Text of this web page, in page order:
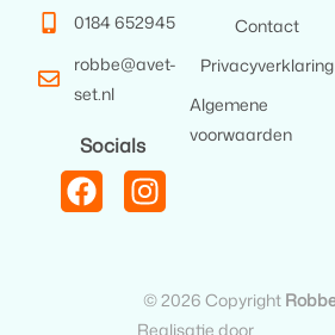
0184 652945
robbe@avet-
set.nl
Socials
Contact
Privacyverklaring
Algemene
voorwaarden
© 2026 Copyright
Realisatie door